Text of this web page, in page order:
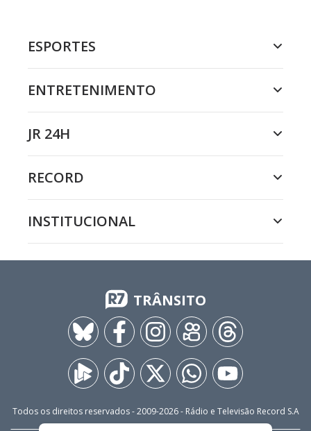
ESPORTES
ENTRETENIMENTO
JR 24H
RECORD
INSTITUCIONAL
TRÂNSITO
Todos os direitos reservados - 2009-2026- Rádio e Televisão Record S.A